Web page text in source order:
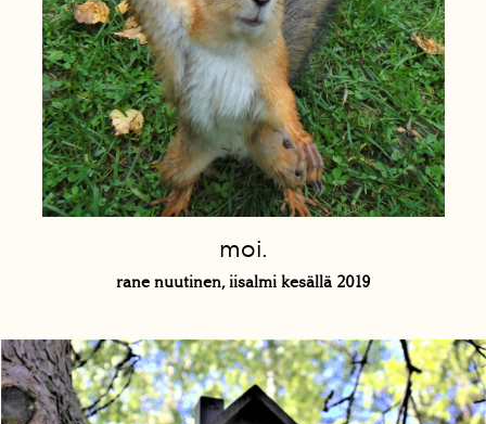
moi.
rane nuutinen, iisalmi kesällä 2019